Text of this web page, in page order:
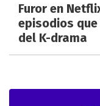
Furor en
episodios
del K-drama